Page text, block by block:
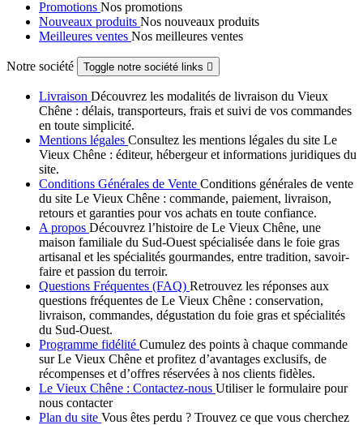
Promotions Nos promotions
Nouveaux produits Nos nouveaux produits
Meilleures ventes Nos meilleures ventes
Notre société Toggle notre société links 
Livraison Découvrez les modalités de livraison du Vieux
Chêne : délais, transporteurs, frais et suivi de vos commandes
en toute simplicité.
Mentions légales Consultez les mentions légales du site Le
Vieux Chêne : éditeur, hébergeur et informations juridiques du
site.
Conditions Générales de Vente Conditions générales de vente
du site Le Vieux Chêne : commande, paiement, livraison,
retours et garanties pour vos achats en toute confiance.
A propos Découvrez l’histoire de Le Vieux Chêne, une
maison familiale du Sud-Ouest spécialisée dans le foie gras
artisanal et les spécialités gourmandes, entre tradition, savoir-
faire et passion du terroir.
Questions Fréquentes (FAQ) Retrouvez les réponses aux
questions fréquentes de Le Vieux Chêne : conservation,
livraison, commandes, dégustation du foie gras et spécialités
du Sud-Ouest.
Programme fidélité Cumulez des points à chaque commande
sur Le Vieux Chêne et profitez d’avantages exclusifs, de
récompenses et d’offres réservées à nos clients fidèles.
Le Vieux Chêne : Contactez-nous Utiliser le formulaire pour
nous contacter
Plan du site Vous êtes perdu ? Trouvez ce que vous cherchez